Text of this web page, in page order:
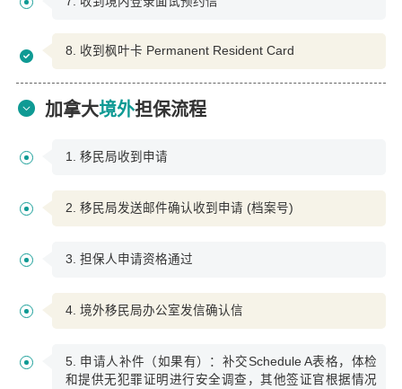
8. 收到枫叶卡 Permanent Resident Card
加拿大境外担保流程
1. 移民局收到申请
2. 移民局发送邮件确认收到申请 (档案号)
3. 担保人申请资格通过
4. 境外移民局办公室发信确认信
5. 申请人补件（如果有）：补交Schedule A表格，体检
和提供无犯罪证明进行安全调查，其他签证官根据情况